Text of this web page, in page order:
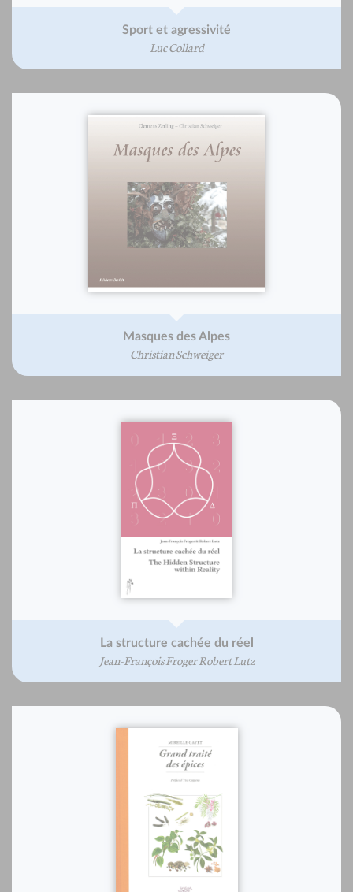
Sport et agressivité
Luc Collard
Masques des Alpes
Christian Schweiger
La structure cachée du réel
Jean-François Froger Robert Lutz